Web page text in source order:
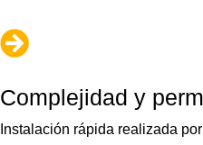

Complejidad y
Instalación rápida realizada